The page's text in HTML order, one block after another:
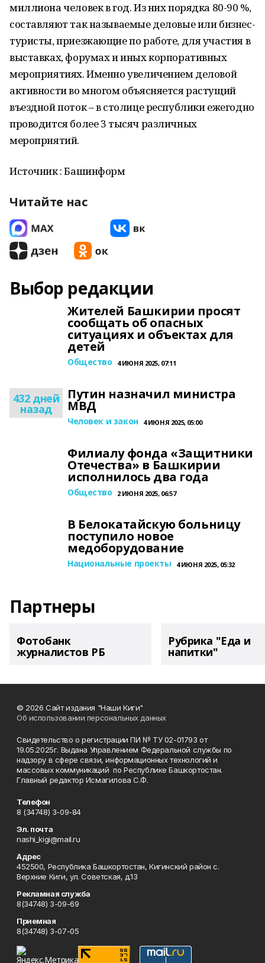
миллиона человек в год. Из них порядка 80-90 %,
составляют так называемые деловые или бизнес-
туристы, приезжающие по работе, для участия в
выставках, форумах и иных корпоративных
мероприятиях. Именно увеличением деловой
активности во многом объясняется растущий
въездной поток – в столице республики ежегодно
проводится более 3 тысяч различных
мероприятий.
Источник : Башинформ
Читайте нас
Выбор редакции
Жителей Башкирии просят
сообщать об опасных
ситуациях и объектах для
детей
Общество 4 ИЮНЯ 2025, 07:11
432 дней
назад
Путин назначил министра
МВД
Человек и закон 4 ИЮНЯ 2025, 05:00
Филиалу фонда «Защитники
Отечества» в Башкирии
исполнилось два года
Общество 2 ИЮНЯ 2025, 06:57
В Белокатайскую больницу
поступило новое
медоборудование
Национальные проекты 4 ИЮНЯ 2025, 05:32
Партнеры
Фотобанк
журналистов РБ
Рубрика "Еда и
напитки"
© 2026 Сайт издания "Наши Киги"
Об использовании персональных данных
Свидетельство о регистрации ПИ № ТУ 02-01793 от
19.05.2025г. Выдана Управлением Федеральной службы по
надзору в сфере связи, информационных технологий и
массовых коммуникаций по Республике Башкортостан.
Главный редактор Исмагилова С.Ф.
Телефон
8 (34748) 3-09-84
Эл. почта
nashi_kigi@mail.ru
Адрес
452500, Республика Башкортостан, Кигинский район с.
Верхние Киги, ул. Советская, д.13
Рекламная служба
8(34748) 3-09-69
Приемная
8(34748) 3-07-05